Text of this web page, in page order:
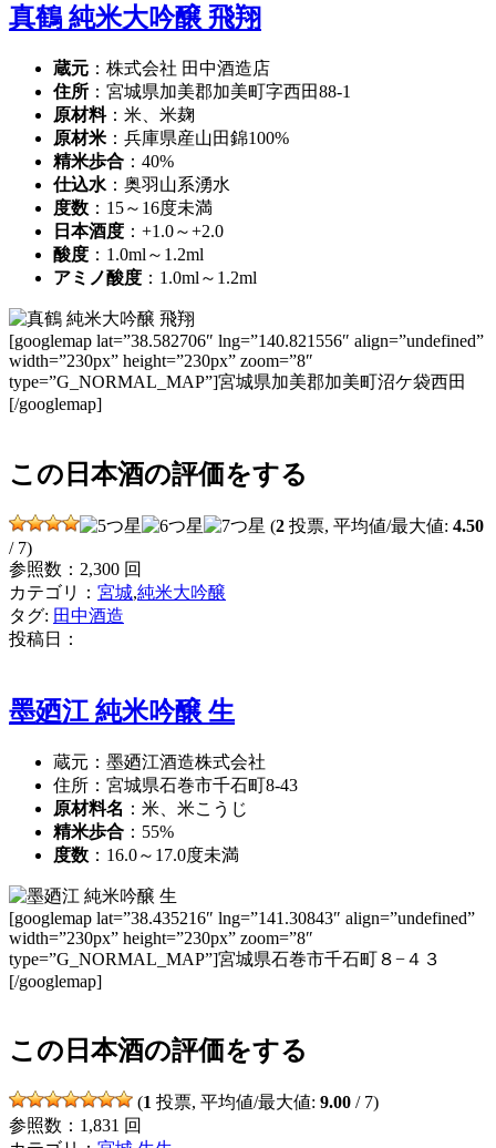
真鶴 純米大吟醸 飛翔
蔵元 ：株式会社 田中酒造店
住所 ：宮城県加美郡加美町字西田88-1
原材料：米、米麹
原材米 ：兵庫県産山田錦100%
精米歩合 ：40%
仕込水 ：奥羽山系湧水
度数 ：15～16度未満
日本酒度 ：+1.0～+2.0
酸度 ：1.0ml～1.2ml
アミノ酸度 ：1.0ml～1.2ml
[googlemap lat=”38.582706″ lng=”140.821556″ align=”undefined”
width=”230px” height=”230px” zoom=”8″
type=”G_NORMAL_MAP”]宮城県加美郡加美町沼ケ袋西田
[/googlemap]
この日本酒の評価をする
(2 投票, 平均値/最大値: 4.50
/ 7)
参照数：2,300 回
カテゴリ： 宮城,純米大吟醸
タグ: 田中酒造
投稿日：
墨廼江 純米吟醸 生
蔵元：墨廼江酒造株式会社
住所：宮城県石巻市千石町8-43
原材料名 ：米、米こうじ
精米歩合 ：55%
度数 ：16.0～17.0度未満
[googlemap lat=”38.435216″ lng=”141.30843″ align=”undefined”
width=”230px” height=”230px” zoom=”8″
type=”G_NORMAL_MAP”]宮城県石巻市千石町８−４３
[/googlemap]
この日本酒の評価をする
(1 投票, 平均値/最大値: 9.00 / 7)
参照数：1,831 回